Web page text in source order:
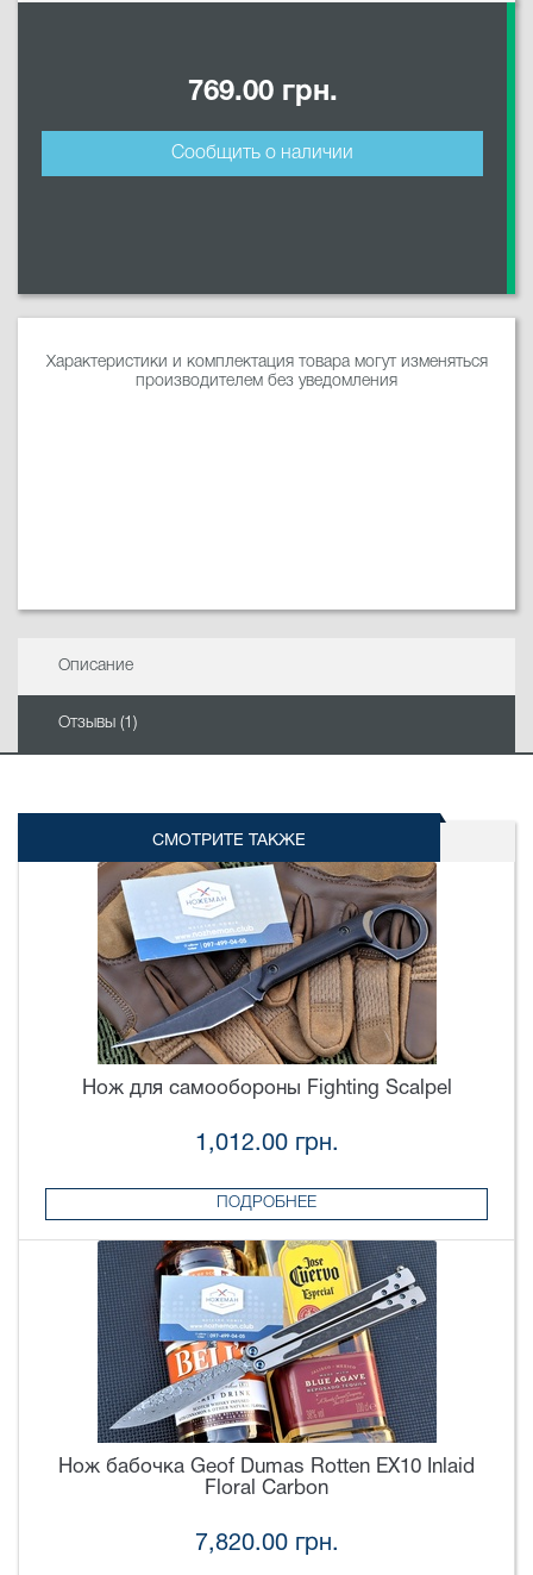
769.00 грн.
Сообщить о наличии
Характеристики и комплектация товара могут изменяться
производителем без уведомления
Описание
Отзывы (1)
СМОТРИТЕ ТАКЖЕ
Нож для самообороны Fighting Scalpel
1,012.00 грн.
ПОДРОБНЕЕ
Нож бабочка Geof Dumas Rotten EX10 Inlaid
Floral Carbon
7,820.00 грн.